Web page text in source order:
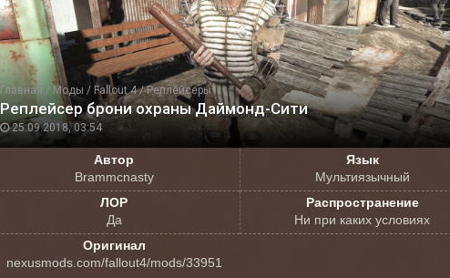
Главная / Моды / Fallout 4/Реплейсеры
25.09.2018, 03:54
Реплейсер брони охраны Даймонд-Сити
Автор
Brammcnasty
Язык
Мультиязычный
ЛОР
Да
Распространение
Ни при каких условиях
Оригинал
nexusmods.com/fallout4/mods/33951